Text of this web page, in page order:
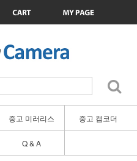
중고 미러리스 중고 캠코더
Q & A